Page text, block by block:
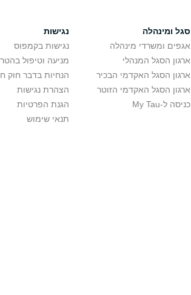
סגל ומינהלה
אגפים ומשרדי מינהלה
ארגון הסגל המנהלי
ארגון הסגל האקדמי הבכיר
ארגון הסגל האקדמי הזוטר
כניסה ל-My Tau
נגישות
נגישות בקמפוס
מניעה וטיפול
הנחיות בדבר חוק
הצהרת נגישות
הגנת הפרטיות
תנאי שימוש